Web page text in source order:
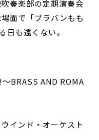
奏楽部の定期演奏会
面で「ブラバンもも
日も遠くない。
BRASS AND ROMA
インド・オーケスト